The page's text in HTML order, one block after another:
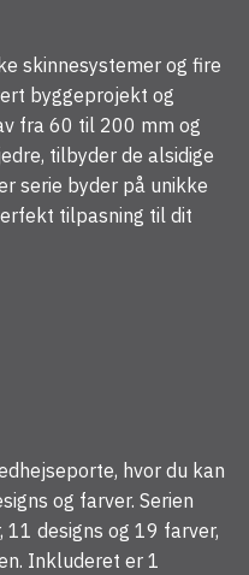
skinnesystemer og fire
byggeprojekt og
fra 60 til 200 mm og
tilbyder de alsidige
serie byder på unikke
tilpasning til dit
hvor du kan
og farver. Serien
designs og 19 farver,
Inkluderet er 1